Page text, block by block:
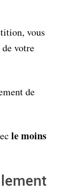
vous
votre
de
le moins